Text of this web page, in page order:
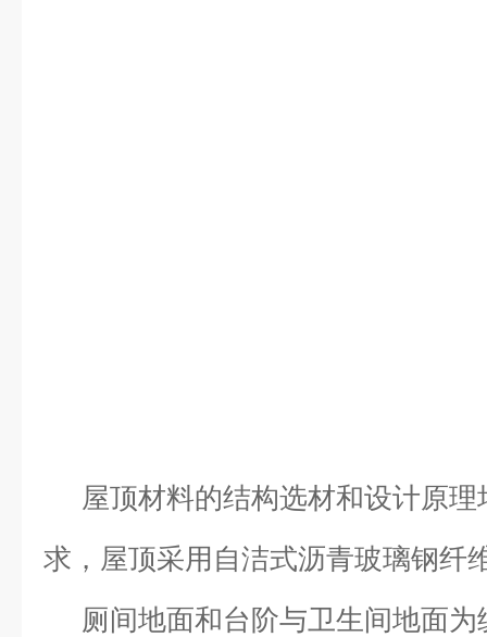
屋顶材料的结构选材和设计原
求，屋顶采用自洁式沥青玻璃钢纤
厕间地面和台阶与卫生间地面